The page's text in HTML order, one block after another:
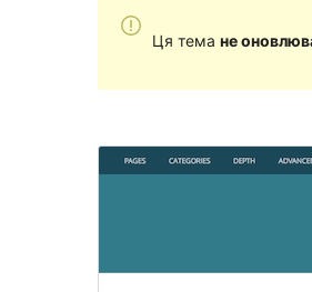
Ця тема не